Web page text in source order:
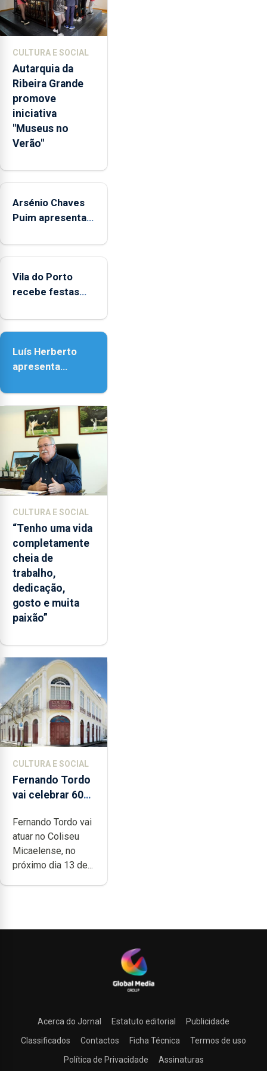
da
promoção
competências
pessoais,
emocionais
e
sociais
junto
das
CULTURA E SOCIAL
Autarquia da
Ribeira Grande
promove
iniciativa
"Museus no
Verão"
Arsénio Chaves
Puim apresenta
Biblioteca de Vila
Vila do Porto
recebe festas
Nossa Senhora
Luís Herberto
apresenta
Paisagem’
CULTURA E SOCIAL
“Tenho uma vida
completamente
cheia de
trabalho,
dedicação,
gosto e muita
paixão”
CULTURA E SOCIAL
Fernando Tordo
vai celebrar 60
no Coliseu
Micaelense
Fernando Tordo vai
atuar no Coliseu
Micaelense, no
próximo dia 13 de...
Acerca do Jornal Estatuto editorial
Publicidade
Classificados
Contactos Ficha Técnica
Termos de uso
Política de Privacidade
Assinaturas